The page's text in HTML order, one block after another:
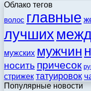
Облако тегов
волос главные
лучших
мужских мужчин
носить причесок
стрижек татуировок
Популярные новости